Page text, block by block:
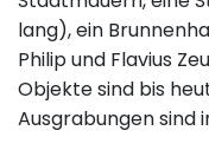
lang), ein
Philip und Flavius
Objekte sind bis
Ausgrabungen sind